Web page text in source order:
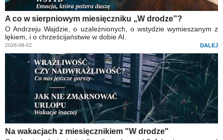
A co w sierpniowym miesięczniku „W drodze”?
O Andrzeju Wajdzie, o uzależnionych, o wstydzie wymieszanym z
lękiem, i o chrześcijaństwie w dobie AI.
2026-08-02 DALEJ
Na wakacjach z miesięcznikiem "W drodze"